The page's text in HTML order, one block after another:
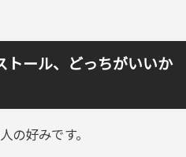
ール、どっちがいいか
の好みです。